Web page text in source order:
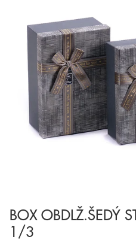
BOX OBDLŽ.ŠEDÝ
1/3